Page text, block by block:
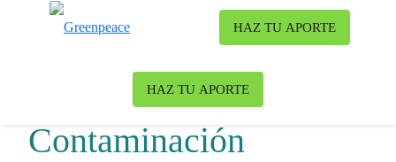
HAZ TU APORTE
HAZ TU APORTE
Contaminación